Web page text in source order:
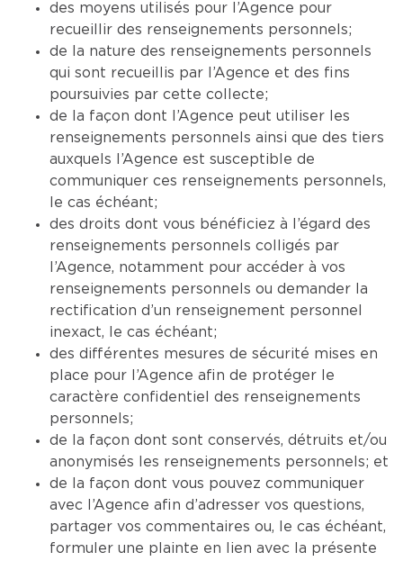
des moyens utilisés pour l’Agence pour
recueillir des renseignements personnels;
de la nature des renseignements personnels
qui sont recueillis par l’Agence et des fins
poursuivies par cette collecte;
de la façon dont l’Agence peut utiliser les
renseignements personnels ainsi que des tiers
auxquels l’Agence est susceptible de
communiquer ces renseignements personnels,
le cas échéant;
des droits dont vous bénéficiez à l’égard des
renseignements personnels colligés par
l’Agence, notamment pour accéder à vos
renseignements personnels ou demander la
rectification d’un renseignement personnel
inexact, le cas échéant;
des différentes mesures de sécurité mises en
place pour l’Agence afin de protéger le
caractère confidentiel des renseignements
personnels;
de la façon dont sont conservés, détruits et/ou
anonymisés les renseignements personnels; et
de la façon dont vous pouvez communiquer
avec l’Agence afin d’adresser vos questions,
partager vos commentaires ou, le cas échéant,
formuler une plainte en lien avec la présente